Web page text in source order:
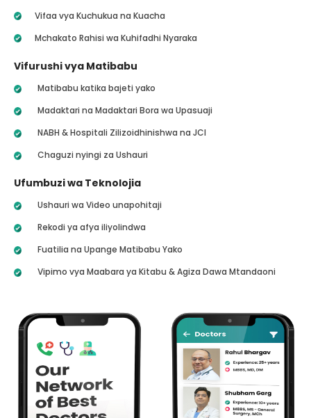
Vifaa vya Kuchukua na Kuacha
Mchakato Rahisi wa Kuhifadhi Nyaraka
Vifurushi vya Matibabu
Matibabu katika bajeti yako
Madaktari na Madaktari Bora wa Upasuaji
NABH & Hospitali Zilizoidhinishwa na JCI
Chaguzi nyingi za Ushauri
Ufumbuzi wa Teknolojia
Ushauri wa Video unapohitaji
Rekodi ya afya iliyolindwa
Fuatilia na Upange Matibabu Yako
Vipimo vya Maabara ya Kitabu & Agiza Dawa Mtandaoni